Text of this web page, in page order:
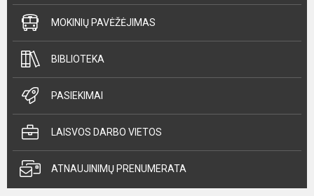
MOKINIŲ PAVĖŽĖJIMAS
BIBLIOTEKA
PASIEKIMAI
LAISVOS DARBO VIETOS
ATNAUJINIMŲ PRENUMERATA